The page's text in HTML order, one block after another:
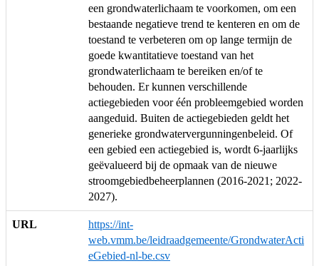
een grondwaterlichaam te voorkomen, om een
bestaande negatieve trend te kenteren en om de
toestand te verbeteren om op lange termijn de
goede kwantitatieve toestand van het
grondwaterlichaam te bereiken en/of te
behouden. Er kunnen verschillende
actiegebieden voor één probleemgebied worden
aangeduid. Buiten de actiegebieden geldt het
generieke grondwatervergunningenbeleid. Of
een gebied een actiegebied is, wordt 6-jaarlijks
geëvalueerd bij de opmaak van de nieuwe
stroomgebiedbeheerplannen (2016-2021; 2022-
2027).
URL
https://int-
web.vmm.be/leidraadgemeente/GrondwaterActi
eGebied-nl-be.csv